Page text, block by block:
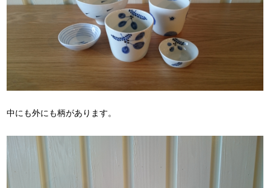
中にも外にも柄があります。